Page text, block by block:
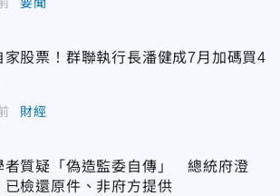
要聞
家股票！群聯執行長潘健成7月加碼買4
財經
者質疑「偽造監委自傳」 總統府澄
已檢還原件、非府方提供